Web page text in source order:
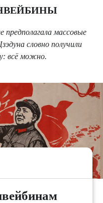
предполагала массовые
словно получили
всё можно.